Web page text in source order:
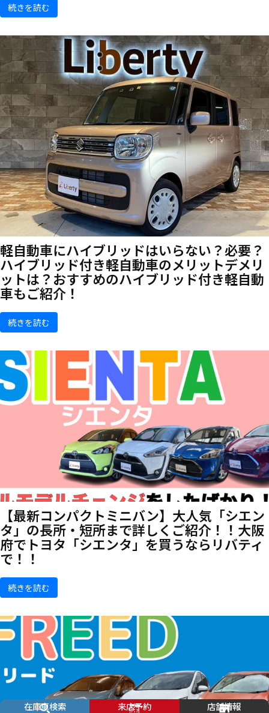
続きを読む
軽自動車にハイブリッドはいらない？必要？
ハイブリッド付き軽自動車のメリットデメリ
ットは？おすすめのハイブリッド付き軽自動
車もご紹介！
続きを読む
【最新コンパクトミニバン】大人気「シエン
タ」の長所・短所まで詳しくご紹介！！大阪
府でトヨタ「シエンタ」を買うならリバティ
で！！
続きを読む
在庫車検索 来店予約 店舗情報